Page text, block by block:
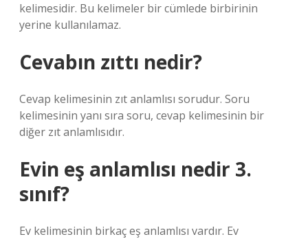
kelimesidir. Bu kelimeler bir cümlede birbirinin
yerine kullanılamaz.
Cevabın zıttı nedir?
Cevap kelimesinin zıt anlamlısı sorudur. Soru
kelimesinin yanı sıra soru, cevap kelimesinin bir
diğer zıt anlamlısıdır.
Evin eş anlamlısı nedir 3.
sınıf?
Ev kelimesinin birkaç eş anlamlısı vardır. Ev